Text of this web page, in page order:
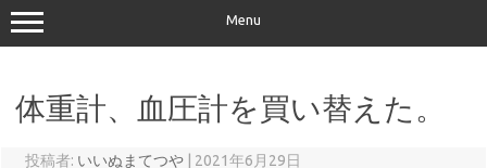
Menu
体重計、血圧計を買い替えた。
投稿者: いいぬまてつや 2021年6月29日